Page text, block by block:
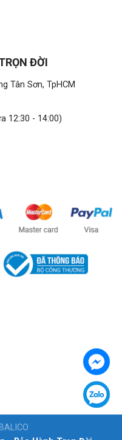
ĐỜI
Tân Sơn, TpHCM
12:30 - 14:00)
BALICO